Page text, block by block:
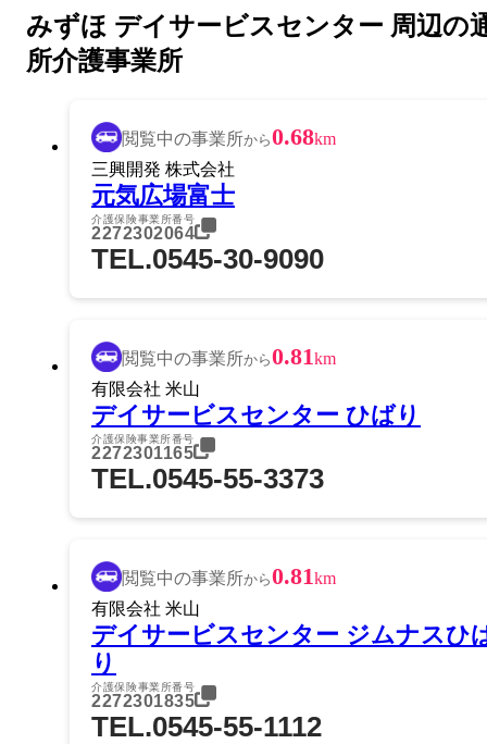
みずほ デイサービスセンター 周辺の
所介護事業所
閲覧中の事業所から0.68km
三興開発 株式会社
元気広場富士
介護保険事業所番号
2272302064
TEL.0545-30-9090
閲覧中の事業所から0.81km
有限会社 米山
デイサービスセンター ひばり
介護保険事業所番号
2272301165
TEL.0545-55-3373
閲覧中の事業所から0.81km
有限会社 米山
デイサービスセンター ジムナスひ
り
介護保険事業所番号
2272301835
TEL.0545-55-1112